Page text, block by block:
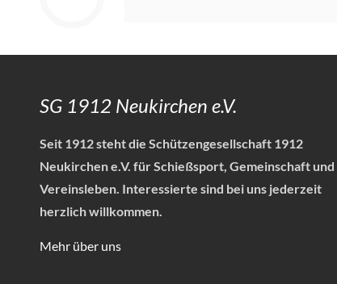
SG 1912 Neukirchen e.V.
Seit 1912 steht die Schützengesellschaft 1912
Neukirchen e.V. für Schießsport, Gemeinschaft und
Vereinsleben. Interessierte sind bei uns jederzeit
herzlich willkommen.
Mehr über uns